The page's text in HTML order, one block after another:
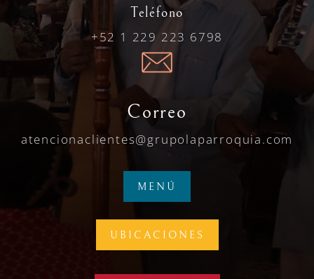
Teléfono
+52 1 229 223 6798
Correo
atencionaclientes@grupolaparroquia.com
MENÚ
UBICACIONES